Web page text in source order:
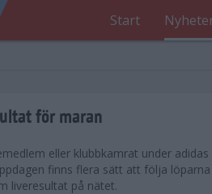
Start
för maran
eller klubbkamrat under
finns flera sätt att följa löparna
liveresultat på nätet.